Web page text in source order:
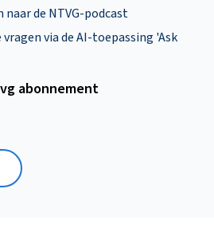
de NTVG-podcast
via de AI-toepassing 'Ask
abonnement